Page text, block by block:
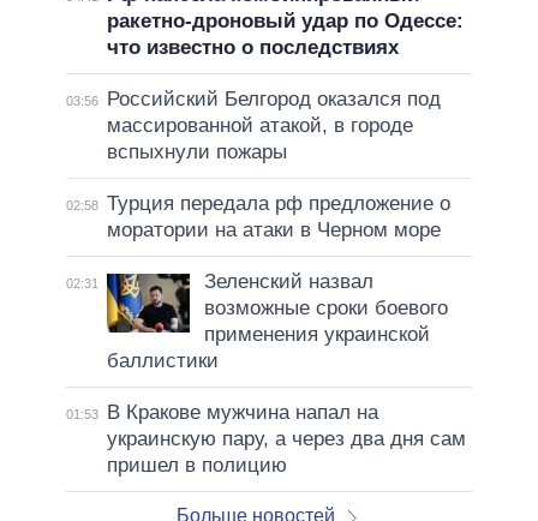
ракетно-дроновый удар по Одессе:
что известно о последствиях
03:56
Российский Белгород оказался под
массированной атакой, в городе
вспыхнули пожары
02:58 Турция передала рф предложение о
моратории на атаки в Черном море
02:31
Зеленский назвал
возможные сроки боевого
применения украинской
баллистики
01:53
В Кракове мужчина напал на
украинскую пару, а через два дня сам
пришел в полицию
Больше новостей